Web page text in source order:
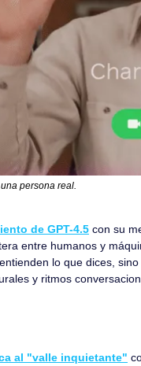
persona real.
de GPT-4.5 con su
entre humanos y
lo que dices,
y ritmos
al "valle inquietante"